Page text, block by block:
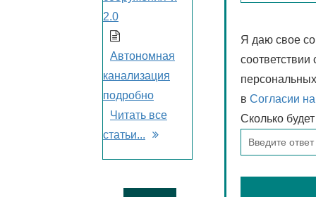
2.0
Автономная
канализация
подробно
Читать все
статьи...
Я даю свое
в Согласии
Сколько